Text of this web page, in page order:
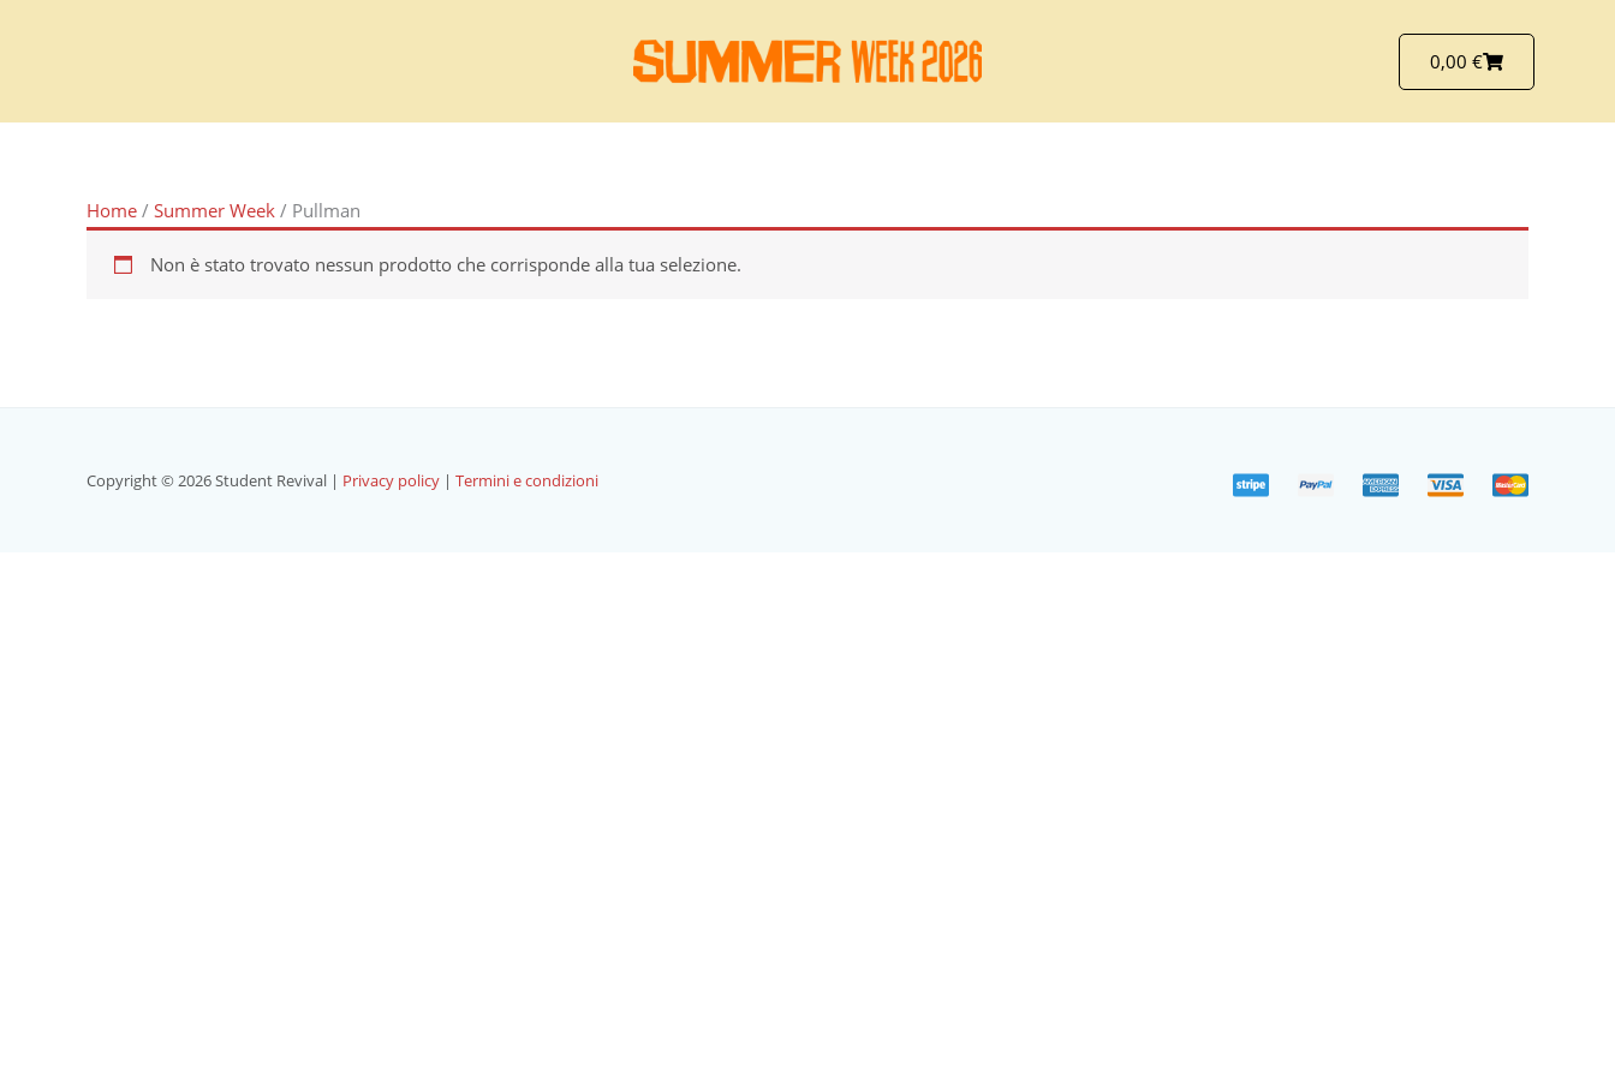
0,00 €Carrello
Home / Summer Week / Pullman
Non è stato trovato nessun prodotto che corrisponde alla tua selezione.
Copyright © 2026 Student Revival | Privacy policy | Termini e condizioni